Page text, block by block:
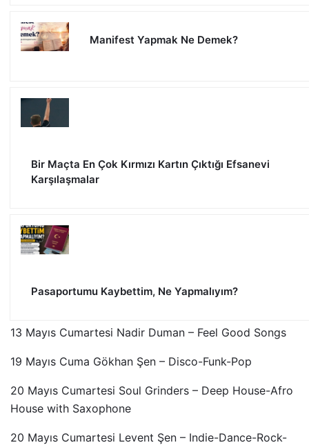
Manifest Yapmak Ne Demek?
Bir Maçta En Çok Kırmızı Kartın Çıktığı Efsanevi
Karşılaşmalar
Pasaportumu Kaybettim, Ne Yapmalıyım?
13 Mayıs Cumartesi Nadir Duman – Feel Good Songs
19 Mayıs Cuma Gökhan Şen – Disco-Funk-Pop
20 Mayıs Cumartesi Soul Grinders – Deep House-Afro
House with Saxophone
20 Mayıs Cumartesi Levent Şen – Indie-Dance-Rock-